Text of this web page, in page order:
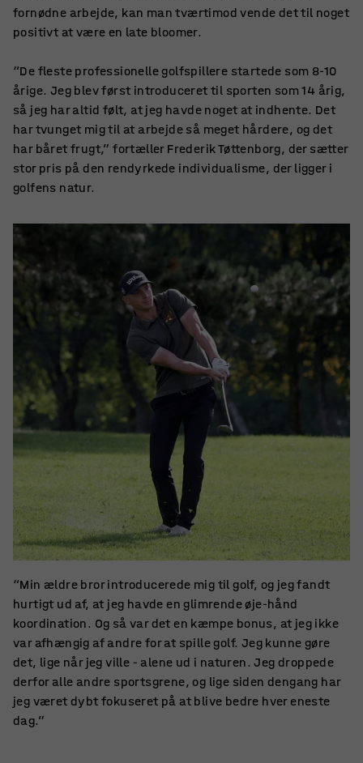
fornødne arbejde, kan man tværtimod vende det til noget
positivt at være en late bloomer.
“De fleste professionelle golfspillere startede som 8-10
årige. Jeg blev først introduceret til sporten som 14 årig,
så jeg har altid følt, at jeg havde noget at indhente. Det
har tvunget mig til at arbejde så meget hårdere, og det
har båret frugt,” fortæller Frederik Tøttenborg, der sætter
stor pris på den rendyrkede individualisme, der ligger i
golfens natur.
“Min ældre bror introducerede mig til golf, og jeg fandt
hurtigt ud af, at jeg havde en glimrende øje-hånd
koordination. Og så var det en kæmpe bonus, at jeg ikke
var afhængig af andre for at spille golf. Jeg kunne gøre
det, lige når jeg ville - alene ud i naturen. Jeg droppede
derfor alle andre sportsgrene, og lige siden dengang har
jeg været dybt fokuseret på at blive bedre hver eneste
dag.”